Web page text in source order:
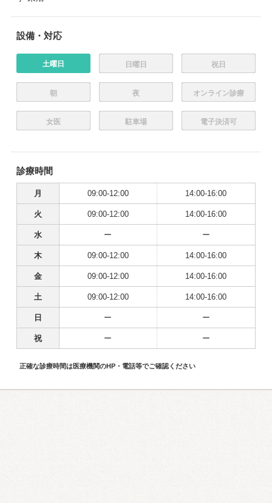
設備・対応
土曜日 日曜日 祝日
朝 夜 オンライン診療
女医 駐車場 電子決済可
診療時間
月 09:00-12:00 14:00-16:00
火 09:00-12:00 14:00-16:00
水 ー ー
木 09:00-12:00 14:00-16:00
金 09:00-12:00 14:00-16:00
土 09:00-12:00 14:00-16:00
日 ー ー
祝 ー ー
正確な診療時間は医療機関のHP・電話等でご確認ください